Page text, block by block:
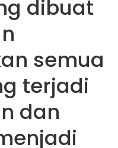
dibuat
semua
terjadi
dan